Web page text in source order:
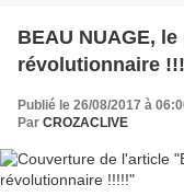
BEAU NUAGE,
révolutionnaire
Publié le 26/08/2017 à
Par CROZACLIVE